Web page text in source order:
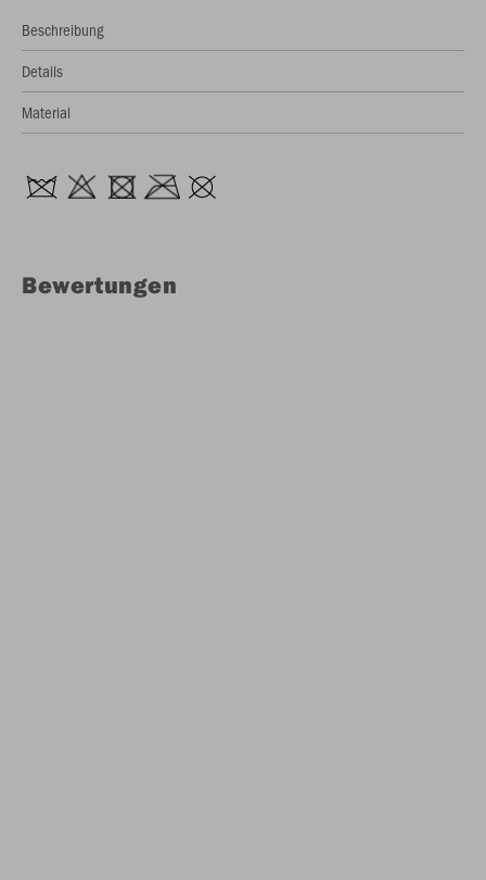
Beschreibung
Details
Material
Bewertungen